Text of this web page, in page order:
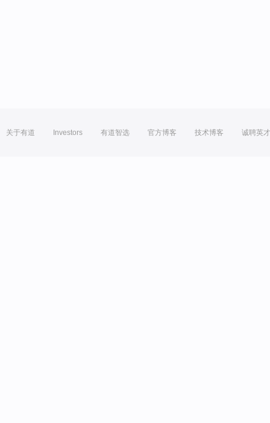
关于有道 Investors 有道智选 官方博客 技术博客 诚聘英才